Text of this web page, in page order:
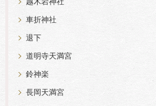
越木岩神社
車折神社
退下
道明寺天満宮
鈴神楽
長岡天満宮